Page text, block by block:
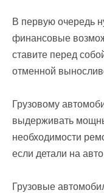
В первую очередь
финансовые
ставите перед
отменной
Грузовому
выдерживать
необходимости
если детали на
Грузовые